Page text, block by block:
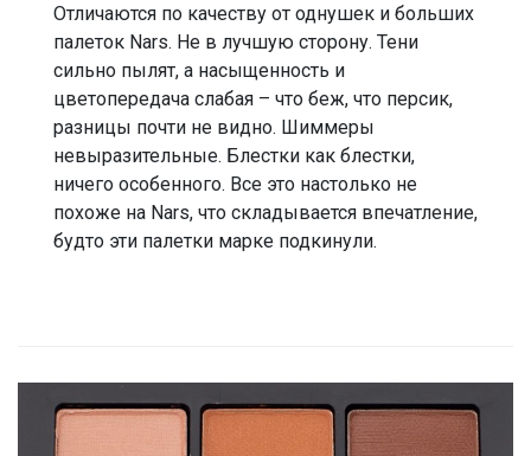
Отличаются по качеству от однушек и больших
палеток Nars. Не в лучшую сторону. Тени
сильно пылят, а насыщенность и
цветопередача слабая – что беж, что персик,
разницы почти не видно. Шиммеры
невыразительные. Блестки как блестки,
ничего особенного. Все это настолько не
похоже на Nars, что складывается впечатление,
будто эти палетки марке подкинули.